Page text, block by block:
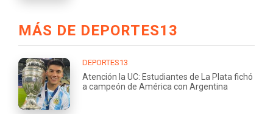
MÁS DE DEPORTES13
DEPORTES13
Atención la UC: Estudiantes de La Plata fichó
a campeón de América con Argentina